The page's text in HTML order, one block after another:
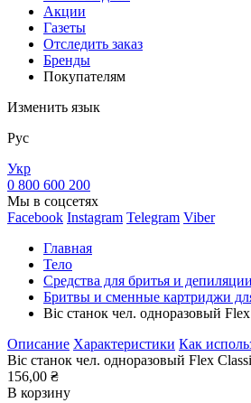
Акции
Газеты
Отследить заказ
Бренды
Покупателям
Изменить язык
Рус
Укр
0 800 600 200
Мы в соцсетях
Facebook Instagram Telegram Viber
Главная
Тело
Средства для бритья и депиляции
Бритвы и сменные картриджи
Bic станок чел. одноразовый
Описание Характеристики Как
Bic станок чел. одноразовый Flex
156,00 ₴
В корзину